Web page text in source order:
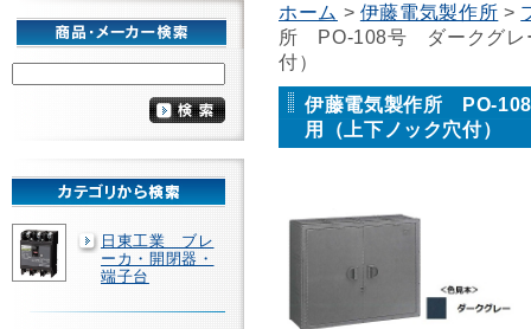
ケ
ッ
ト
な
で
販
売
日東工業 ブレ
ーカ・開閉器・
端子台
ホーム > 伊藤電気製作所 >
所 PO-108号 ダークグレ
付）
伊藤電気製作所 PO-
用（上下ノック穴付）